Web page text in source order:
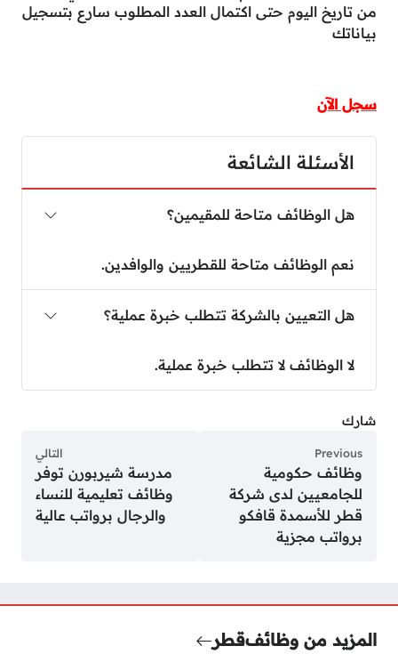
من تاريخ اليوم حتى اكتمال العدد المطلوب سارع بتسجيل
بياناتك
سجل الآن
الأسئلة الشائعة
هل الوظائف متاحة للمقيمين؟
نعم الوظائف متاحة للقطريين والوافدين.
هل التعيين بالشركة تتطلب خبرة عملية؟
لا الوظائف لا تتطلب خبرة عملية.
شارك
Previous
وظائف حكومية
للجامعيين لدى شركة
قطر للأسمدة قافكو
برواتب مجزية
التالي
مدرسة شيربورن توفر
وظائف تعليمية للنساء
والرجال برواتب عالية
المزيد من وظائفقطر